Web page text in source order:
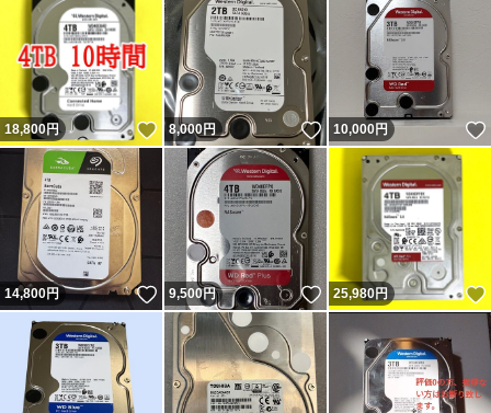
18,800円 いいね！
8,000円 いいね！
10,000円
14,800円 いいね！
9,500円 いいね！
25,980円